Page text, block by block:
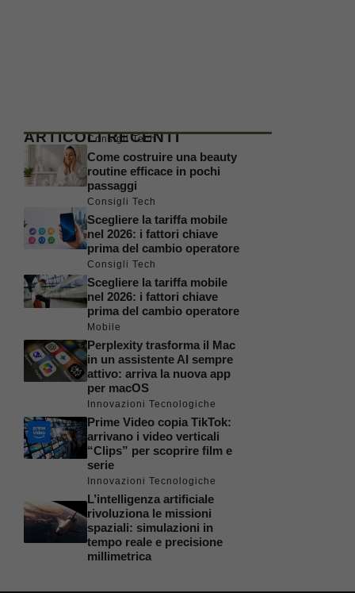
ARTICOLI RECENTI
Consigli Tech
Come costruire una beauty
routine efficace in pochi
passaggi
Consigli Tech
Scegliere la tariffa mobile
nel 2026: i fattori chiave
prima del cambio operatore
Consigli Tech
Scegliere la tariffa mobile
nel 2026: i fattori chiave
prima del cambio operatore
Mobile
Perplexity trasforma il Mac
in un assistente AI sempre
attivo: arriva la nuova app
per macOS
Innovazioni Tecnologiche
Prime Video copia TikTok:
arrivano i video verticali
“Clips” per scoprire film e
serie
Innovazioni Tecnologiche
L’intelligenza artificiale
rivoluziona le missioni
spaziali: simulazioni in
tempo reale e precisione
millimetrica